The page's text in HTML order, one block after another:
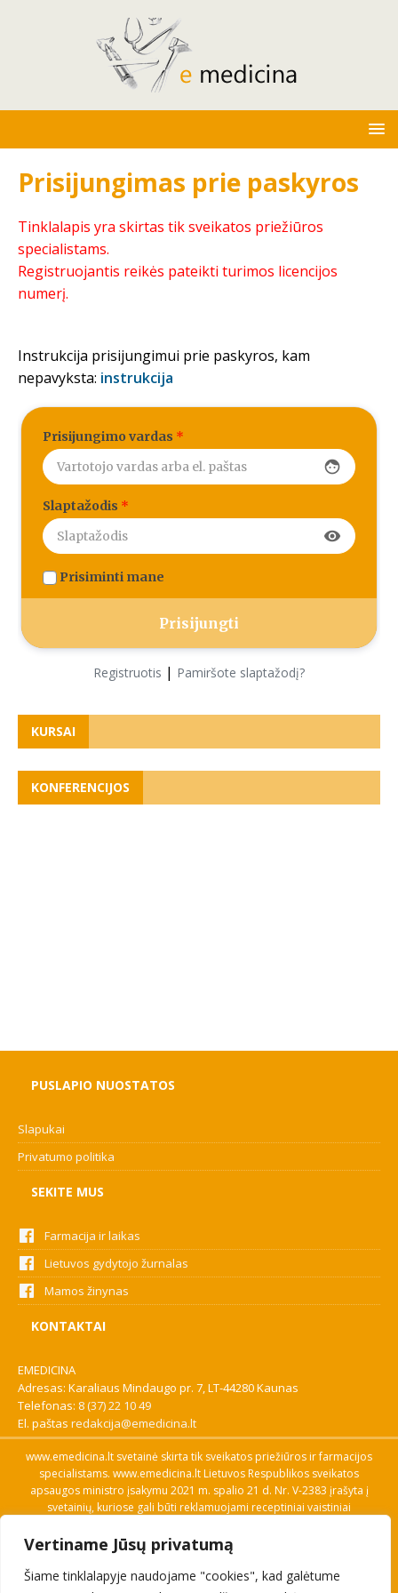
Vertiname Jūsų privatumą
Šiame tinklalapyje naudojame "cookies", kad galėtume
Prisijungimas prie paskyros
Tinklalapis yra skirtas tik sveikatos priežiūros
specialistams.
Registruojantis reikės pateikti turimos licencijos
numerį.
Instrukcija prisijungimui prie paskyros, kam
nepavyksta: instrukcija
Prisijungimo vardas *
face
Slaptažodis *
visibility
Prisiminti mane
Registruotis | Pamiršote slaptažodį?
KURSAI
KONFERENCIJOS
PUSLAPIO NUOSTATOS
Slapukai
Privatumo politika
SEKITE MUS
Farmacija ir laikas
Lietuvos gydytojo žurnalas
Mamos žinynas
KONTAKTAI
EMEDICINA
Adresas: Karaliaus Mindaugo pr. 7, LT-44280 Kaunas
Telefonas: 8 (37) 22 10 49
El. paštas redakcija@emedicina.lt
www.emedicina.lt svetainė skirta tik sveikatos priežiūros ir farmacijos
specialistams. www.emedicina.lt Lietuvos Respublikos sveikatos
apsaugos ministro įsakymu 2021 m. spalio 21 d. Nr. V-2383 įrašyta į
svetainių, kuriose gali būti reklamuojami receptiniai vaistiniai
savo profesinę kvalifikaciją. Naudingos nuorodos: Vaistų ir medicinos
pagalbos priemonių kainų paieška, VVKT tinklalapis, Sveikatos
priežiūros ar farmacijos specialisto pranešimo apie įtariamą